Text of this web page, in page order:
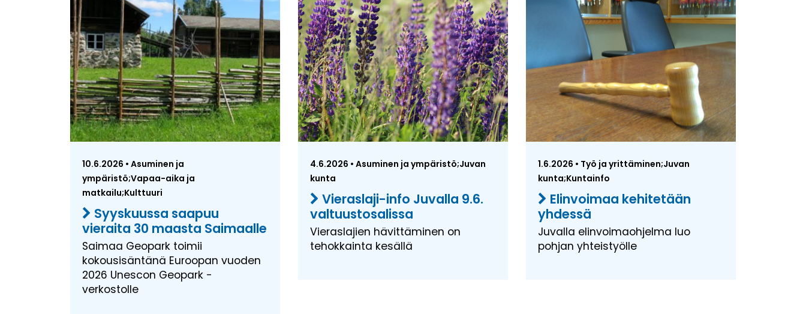
10.6.2026 • Asuminen ja
ympäristö;Vapaa-aika ja
matkailu;Kulttuuri
Syyskuussa saapuu
vieraita 30 maasta Saimaalle
Saimaa Geopark toimii
kokousisäntänä Euroopan vuoden
2026 Unescon Geopark -
verkostolle
4.6.2026 • Asuminen ja ympäristö;Juvan
kunta
Vieraslaji-info Juvalla 9.6.
valtuustosalissa
Vieraslajien hävittäminen on
tehokkainta kesällä
1.6.2026 • Työ ja yrittäminen;Juvan
kunta;Kuntainfo
Elinvoimaa kehitetään
yhdessä
Juvalla elinvoimaohjelma luo
pohjan yhteistyölle